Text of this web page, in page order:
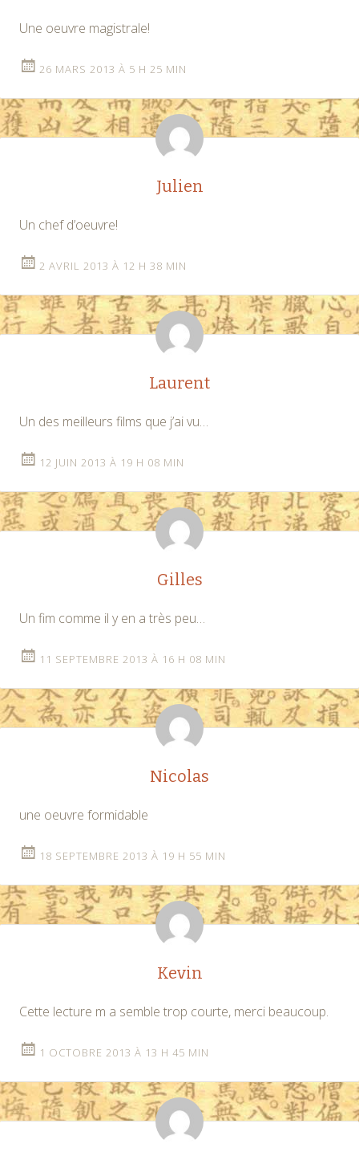
Une oeuvre magistrale!
26 MARS 2013 À 5 H 25 MIN
Julien
Un chef d’oeuvre!
2 AVRIL 2013 À 12 H 38 MIN
Laurent
Un des meilleurs films que j’ai vu…
12 JUIN 2013 À 19 H 08 MIN
Gilles
Un fim comme il y en a très peu…
11 SEPTEMBRE 2013 À 16 H 08 MIN
Nicolas
une oeuvre formidable
18 SEPTEMBRE 2013 À 19 H 55 MIN
Kevin
Cette lecture m a semble trop courte, merci beaucoup.
1 OCTOBRE 2013 À 13 H 45 MIN